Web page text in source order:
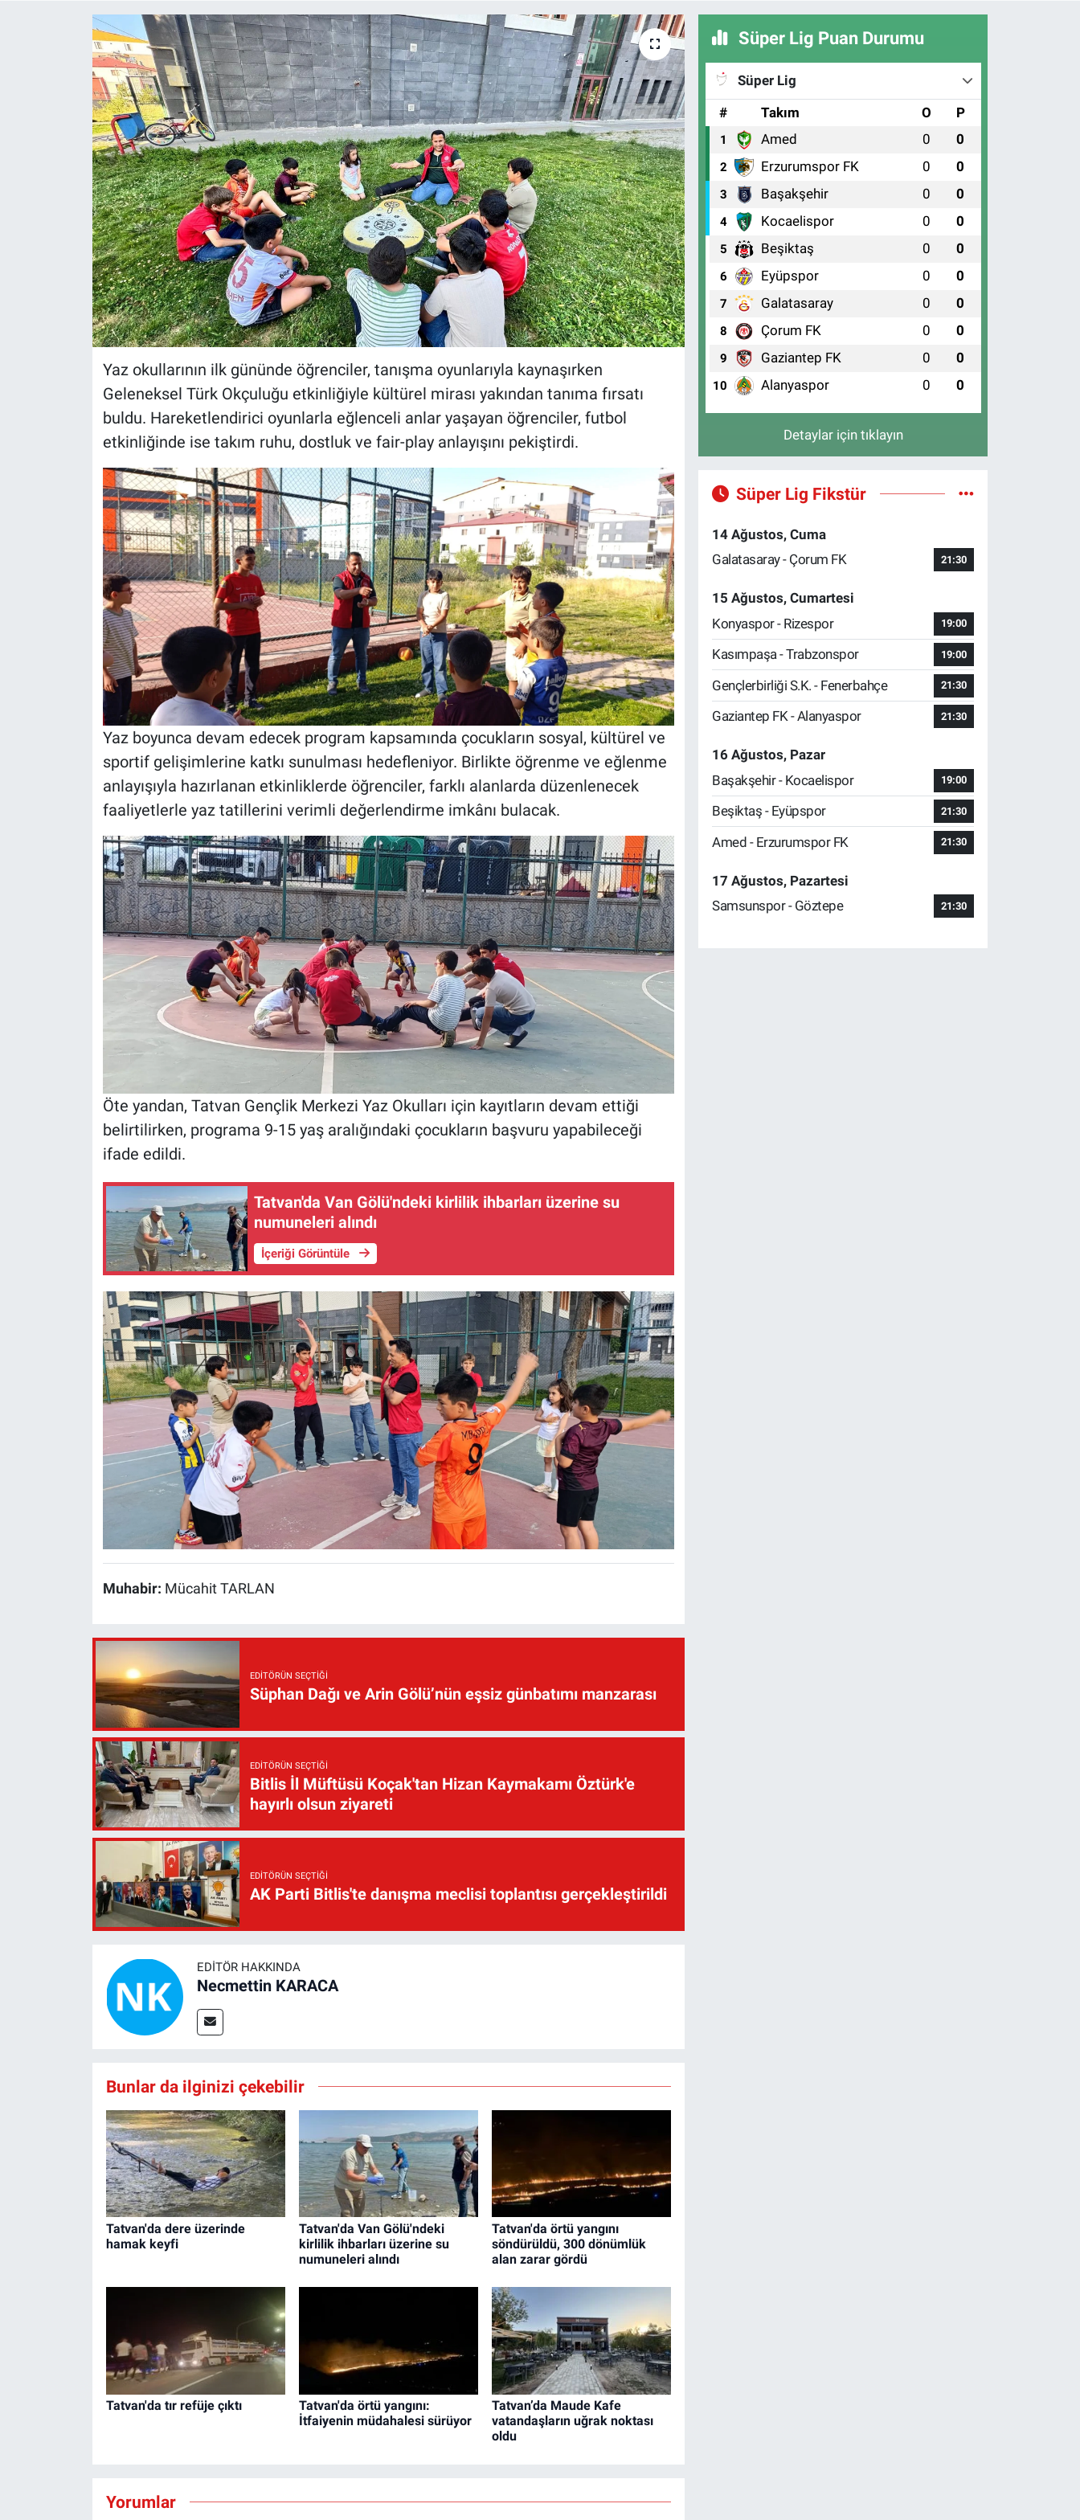
Yaz okullarının ilk gününde öğrenciler, tanışma oyunlarıyla kaynaşırken
Geleneksel Türk Okçuluğu etkinliğiyle kültürel mirası yakından tanıma fırsatı
buldu. Hareketlendirici oyunlarla eğlenceli anlar yaşayan öğrenciler, futbol
etkinliğinde ise takım ruhu, dostluk ve fair-play anlayışını pekiştirdi.
Yaz boyunca devam edecek program kapsamında çocukların sosyal, kültürel ve
sportif gelişimlerine katkı sunulması hedefleniyor. Birlikte öğrenme ve eğlenme
anlayışıyla hazırlanan etkinliklerde öğrenciler, farklı alanlarda düzenlenecek
faaliyetlerle yaz tatillerini verimli değerlendirme imkânı bulacak.
Öte yandan, Tatvan Gençlik Merkezi Yaz Okulları için kayıtların devam ettiği
belirtilirken, programa 9-15 yaş aralığındaki çocukların başvuru yapabileceği
ifade edildi.
Tatvan'da Van Gölü'ndeki kirlilik ihbarları üzerine su
numuneleri alındı
İçeriği Görüntüle
Muhabir: Mücahit TARLAN
EDITÖRÜN SEÇTIĞI
Süphan Dağı ve Arin Gölü’nün eşsiz günbatımı manzarası
EDITÖRÜN SEÇTIĞI
Bitlis İl Müftüsü Koçak'tan Hizan Kaymakamı Öztürk'e
hayırlı olsun ziyareti
EDITÖRÜN SEÇTIĞI
AK Parti Bitlis'te danışma meclisi toplantısı gerçekleştirildi
EDITÖR HAKKINDA
Necmettin KARACA
Bunlar da ilginizi çekebilir
Tatvan'da dere üzerinde
hamak keyfi
Tatvan'da Van Gölü'ndeki
kirlilik ihbarları üzerine su
numuneleri alındı
Tatvan'da örtü yangını
söndürüldü, 300 dönümlük
alan zarar gördü
Tatvan'da tır refüje çıktı
Tatvan'da örtü yangını:
İtfaiyenin müdahalesi sürüyor
Tatvan’da Maude Kafe
vatandaşların uğrak noktası
oldu
Yorumlar
Süper Lig Puan Durumu
Süper Lig
#
Takım O P
1 Amed 0 0
2 Erzurumspor FK 0 0
3 Başakşehir 0 0
4 Kocaelispor 0 0
5 Beşiktaş 0 0
6 Eyüpspor 0 0
7 Galatasaray 0 0
8 Çorum FK 0 0
9 Gaziantep FK 0 0
10 Alanyaspor 0 0
Detaylar için tıklayın
Süper Lig Fikstür
14 Ağustos, Cuma
Galatasaray - Çorum FK
21:30
15 Ağustos, Cumartesi
Konyaspor - Rizespor
19:00
Kasımpaşa - Trabzonspor 19:00
Gençlerbirliği S.K. - Fenerbahçe 21:30
Gaziantep FK - Alanyaspor 21:30
16 Ağustos, Pazar
Başakşehir - Kocaelispor
19:00
Beşiktaş - Eyüpspor 21:30
Amed - Erzurumspor FK 21:30
17 Ağustos, Pazartesi
Samsunspor - Göztepe
21:30
Gündem
Kültür-Sanat
Magazin
Politika
Resmi İlanlar